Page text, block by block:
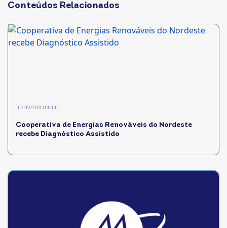
Conteúdos Relacionados
Cooperativa de Energias Renováveis do Nordeste
recebe Diagnóstico Assistido
10/09/2020 00:00